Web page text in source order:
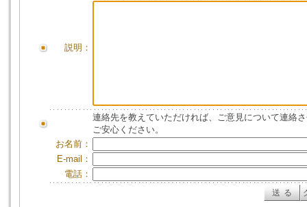
説明：
連絡先を教えていただければ、ご意見について連絡
ご安心ください。
お名前：
E-mail：
電話：